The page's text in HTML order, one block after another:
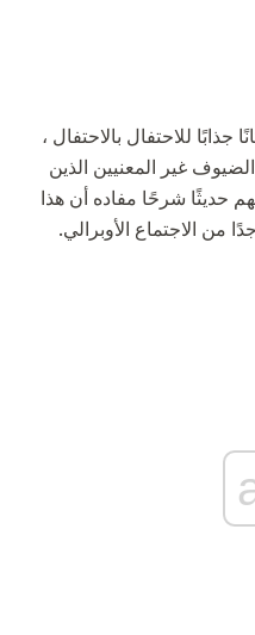
جذابًا للاحتفال بالاحتفال ،
غير المعنيين الذين
حديثًا شرحًا مفاده أن هذا
من الاجتماع الأوبرالي.